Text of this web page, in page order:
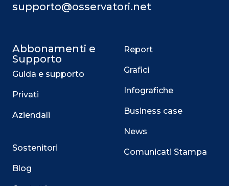
supporto@osservatori.net
Abbonamenti e
Supporto
Guida e supporto
Privati
Aziendali
Sostenitori
Blog
Report
Grafici
Infografiche
Business case
News
Comunicati Stampa